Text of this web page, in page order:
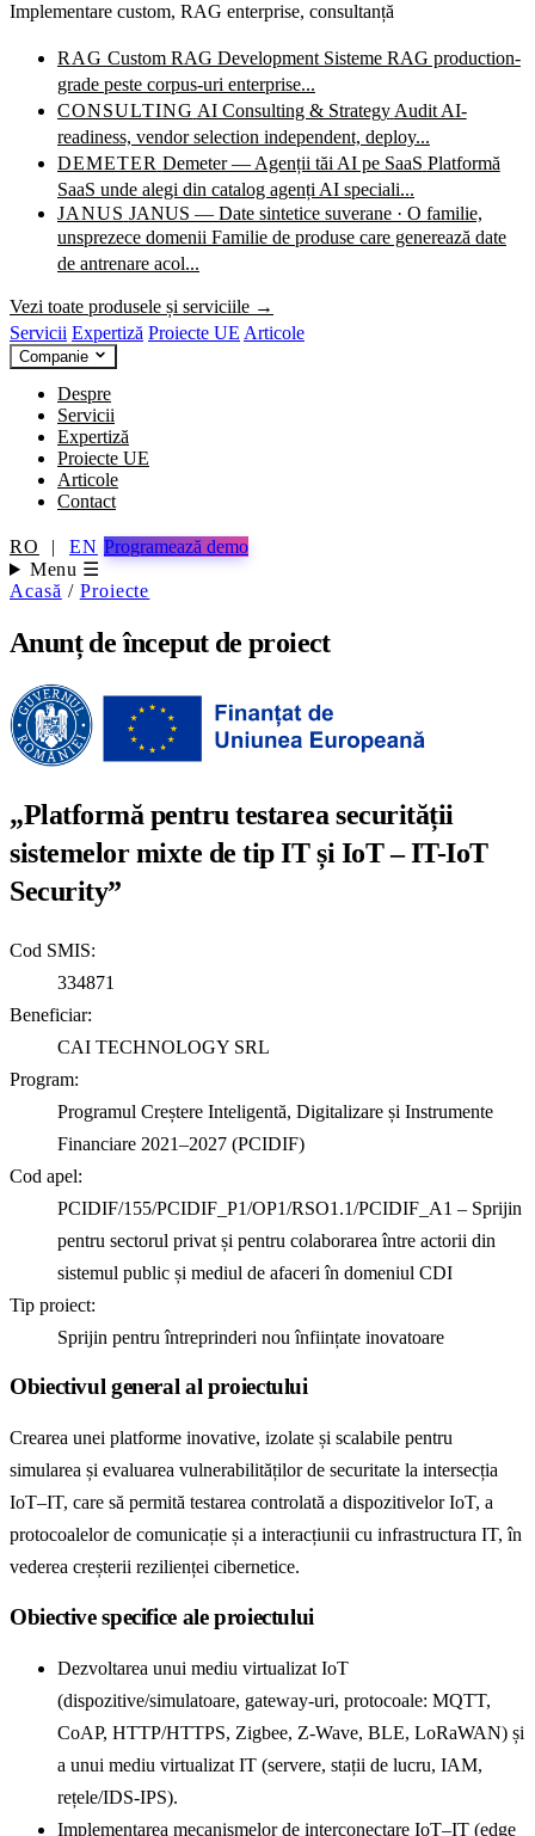
Implementare custom, RAG enterprise, consultanță
RAG Custom RAG Development Sisteme RAG production-
grade peste corpus-uri enterprise...
CONSULTING AI Consulting & Strategy Audit AI-
readiness, vendor selection independent, deploy...
DEMETER Demeter — Agenții tăi AI pe SaaS Platformă
SaaS unde alegi din catalog agenți AI speciali...
JANUS JANUS — Date sintetice suverane · O familie,
unsprezece domenii Familie de produse care generează date
de antrenare acol...
Vezi toate produsele și serviciile →
Servicii Expertiză Proiecte UE Articole
Companie
Despre
Servicii
Expertiză
Proiecte UE
Articole
Contact
RO | EN Programează demo
Menu ☰
Acasă / Proiecte
Anunț de început de proiect
„Platformă pentru testarea securității
sistemelor mixte de tip IT și IoT – IT-IoT
Security”
Cod SMIS:
334871
Beneficiar:
CAI TECHNOLOGY SRL
Program:
Programul Creștere Inteligentă, Digitalizare și Instrumente
Financiare 2021–2027 (PCIDIF)
Cod apel:
PCIDIF/155/PCIDIF_P1/OP1/RSO1.1/PCIDIF_A1 – Sprijin
pentru sectorul privat și pentru colaborarea între actorii din
sistemul public și mediul de afaceri în domeniul CDI
Tip proiect:
Sprijin pentru întreprinderi nou înființate inovatoare
Obiectivul general al proiectului
Crearea unei platforme inovative, izolate și scalabile pentru
simularea și evaluarea vulnerabilităților de securitate la intersecția
IoT–IT, care să permită testarea controlată a dispozitivelor IoT, a
protocoalelor de comunicație și a interacțiunii cu infrastructura IT, în
vederea creșterii rezilienței cibernetice.
Obiective specifice ale proiectului
Dezvoltarea unui mediu virtualizat IoT
(dispozitive/simulatoare, gateway-uri, protocoale: MQTT,
CoAP, HTTP/HTTPS, Zigbee, Z-Wave, BLE, LoRaWAN) și
a unui mediu virtualizat IT (servere, stații de lucru, IAM,
rețele/IDS-IPS).
Implementarea mecanismelor de interconectare IoT–IT (edge